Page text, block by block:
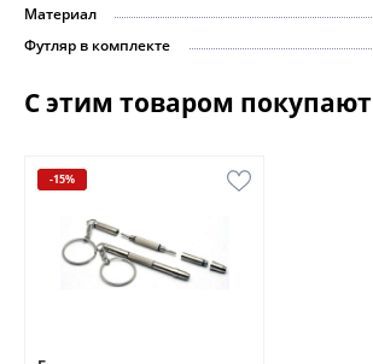
Материал
Футляр в комплекте
С этим товаром покупают
-15%